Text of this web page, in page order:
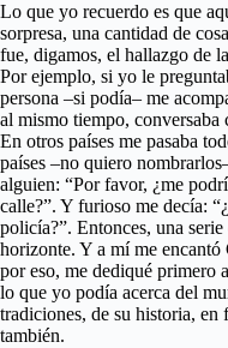
Lo que yo recuerdo es que
sorpresa, una cantidad de
fue, digamos, el hallazgo de
Por ejemplo, si yo le
persona –si podía– me
al mismo tiempo,
En otros países me pasaba
países –no quiero
alguien: “Por favor, ¿me
calle?”. Y furioso me decía:
policía?”. Entonces, una
horizonte. Y a mí me encantó
por eso, me dediqué primero
lo que yo podía acerca del
tradiciones, de su historia,
también.